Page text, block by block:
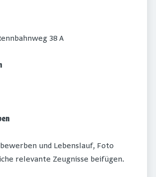
38 A
und Lebenslauf, Foto
relevante Zeugnisse beifügen.